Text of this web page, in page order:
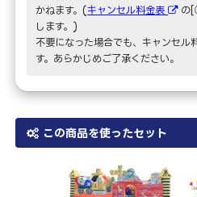
かねます。(キャンセル料金表
の
します。)
不要になった場合でも、キャンセル
す。あらかじめご了承ください。
この商品を使ったセット